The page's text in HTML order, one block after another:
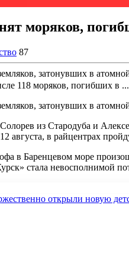
моряков,
87
затонувших в
118 моряков, погибших в ...
затонувших в
из Стародуба и
августа, в райцентрах
в Баренцевом море
стала невосполнимой